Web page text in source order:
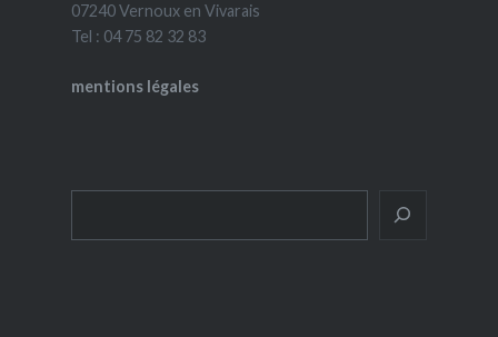
07240 Vernoux en Vivarais
Tel : 04 75 82 32 83
mentions légales